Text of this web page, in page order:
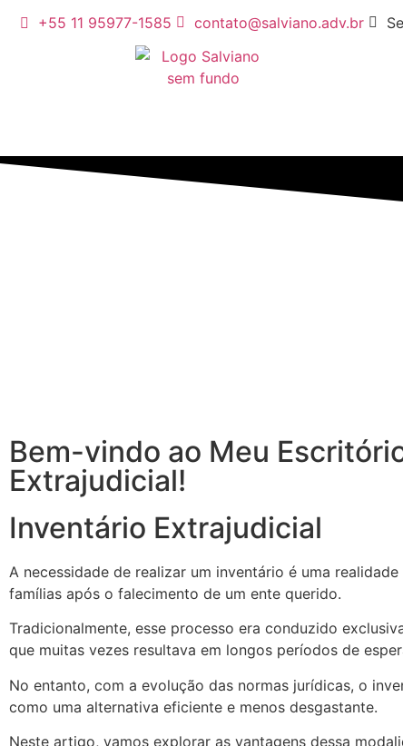
+55 11 95977-1585 contato@salviano.adv.br
Bem-vindo ao Meu
Extrajudicial!
Inventário Extrajudicial
A necessidade de realizar um inventário é uma
famílias após o falecimento de um ente querido.
Tradicionalmente, esse processo era conduzido
que muitas vezes resultava em longos períodos de
No entanto, com a evolução das normas jurídicas, o
como uma alternativa eficiente e menos desgastante.
Neste artigo, vamos explorar as vantagens dessa